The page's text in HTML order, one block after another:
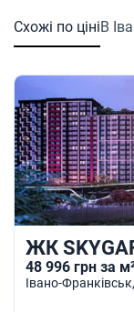
Схожі по цініВ
ЖК
48 996 грн за
Івано-Франківськ